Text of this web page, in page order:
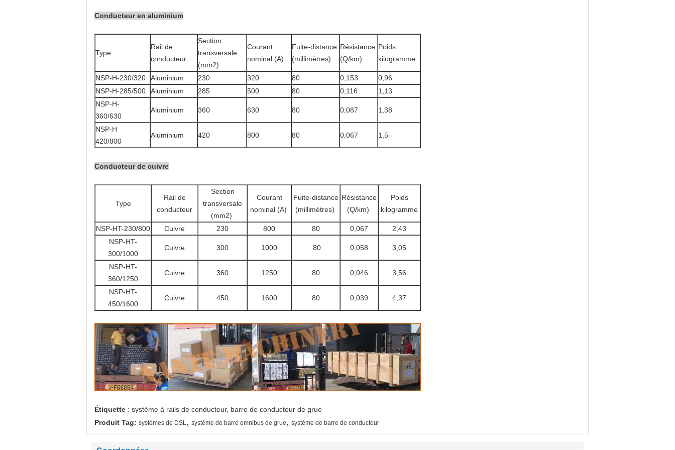
Conducteur en aluminium
Type
Rail de
conducteur
Section
transversale
(mm2)
Courant
nominal (A)
Fuite-distance
(millimètres)
Résistance
(Q/km)
Poids
kilogramme
NSP-H-230/320 Aluminium 230 320 80 0,153
0,96
NSP-H-285/500
Aluminium 285 500 80 0,116
1,13
NSP-H-
360/630
Aluminium 360 630 80 0,087 1,38
NSP-H
420/800
Aluminium 420 800 80 0,067 1,5
Conducteur de cuivre
Type
Rail de
conducteur
Section
transversale
(mm2)
Courant
nominal (A)
Fuite-distance
(millimètres)
Résistance
(Q/km)
Poids
kilogramme
NSP-HT-230/800 Cuivre 230 800 80 0,067
2,43
NSP-HT-
300/1000
Cuivre 300 1000 80 0,058 3,05
NSP-HT-
360/1250
Cuivre 360 1250 80 0,046 3,56
NSP-HT-
450/1600
Cuivre 450 1600 80 0,039 4,37
Étiquette : système à rails de conducteur, barre de conducteur de grue
Produit Tag: systèmes de DSL, système de barre omnibus de grue , système de barre de conducteur